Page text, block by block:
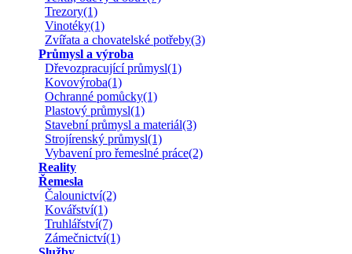
Trezory(1)
Vinotéky(1)
Zvířata a chovatelské potřeby(3)
Průmysl a výroba
Dřevozpracující průmysl(1)
Kovovýroba(1)
Ochranné pomůcky(1)
Plastový průmysl(1)
Stavební průmysl a materiál(3)
Strojírenský průmysl(1)
Vybavení pro řemeslné práce(2)
Reality
Řemesla
Čalounictví(2)
Kovářství(1)
Truhlářství(7)
Zámečnictví(1)